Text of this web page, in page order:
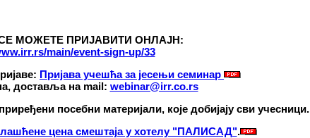
МОЖЕТЕ ПРИЈАВИТИ ОНЛАЈН:
main/event-sign-up/33
Пријава учешћа за јесењи семинар
доставља на mail: webinar@irr.co.rs
посебни материјали, које добијају сви учесници.
цена смештаја у хотелу "ПАЛИСАД".